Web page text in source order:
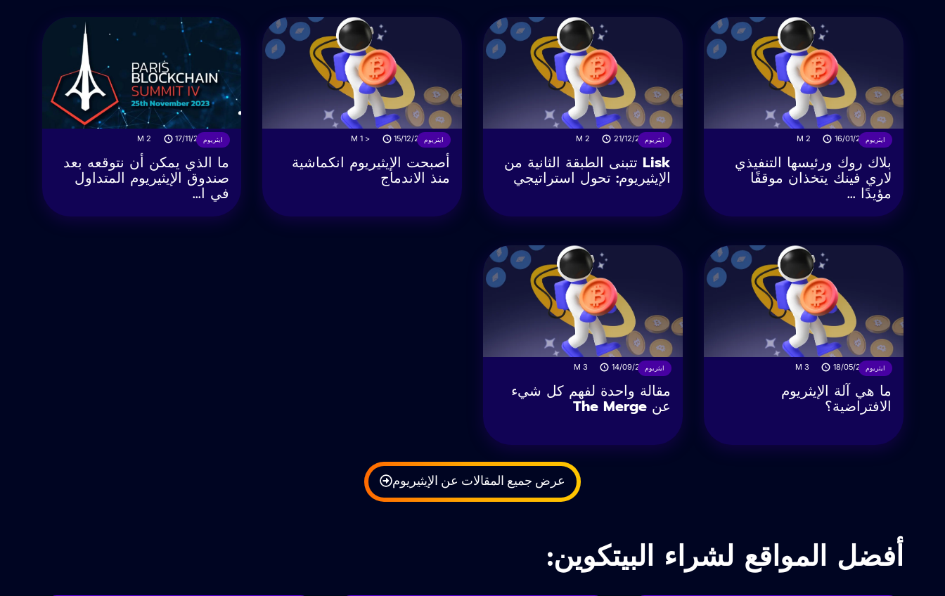
ايثريوم16/01/2024
2
M
بلاك روك ورئيسها التنفيذي
لاري فينك يتخذان موقفًا
مؤيدًا ...
ايثريوم21/12/2023
2
M
Lisk تتبنى الطبقة الثانية من
الإيثيريوم: تحول استراتيجي
ايثريوم15/12/2023
< 1
M
أصبحت الإيثيريوم انكماشية
منذ الاندماج
ايثريوم17/11/2023
2
M
ما الذي يمكن أن نتوقعه بعد
صندوق الإيثيريوم المتداول
في ا...
ايثريوم18/05/2023
3
M
ما هي آلة الإيثريوم
الافتراضية؟
ايثريوم14/09/2022
3
M
مقالة واحدة لفهم كل شيء
عن The Merge
عرض جميع المقالات عن الإيثيريوم
أفضل المواقع لشراء البيتكوين: